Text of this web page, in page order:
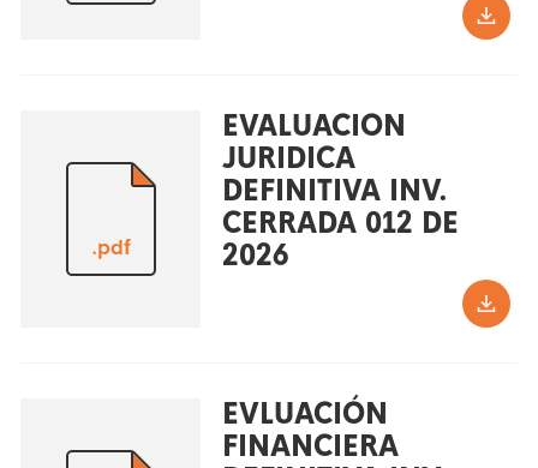
.pdf
EVALUACION
JURIDICA
DEFINITIVA INV.
CERRADA 012 DE
2026
EVLUACIÓN
FINANCIERA